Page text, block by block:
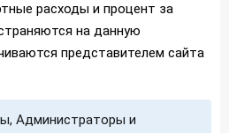
расходы и процент за
на данную
представителем сайта
Администраторы и